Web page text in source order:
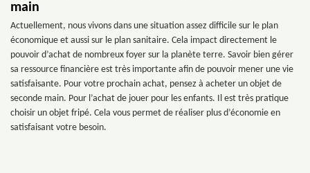
main
Actuellement, nous vivons dans une situation assez difficile sur le plan
économique et aussi sur le plan sanitaire. Cela impact directement le
pouvoir d’achat de nombreux foyer sur la planète terre. Savoir bien gérer
sa ressource financière est très importante afin de pouvoir mener une vie
satisfaisante. Pour votre prochain achat, pensez à acheter un objet de
seconde main. Pour l’achat de jouer pour les enfants. Il est très pratique
choisir un objet fripé. Cela vous permet de réaliser plus d’économie en
satisfaisant votre besoin.